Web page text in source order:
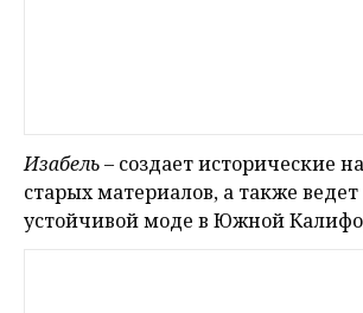
Изабель– создает исторические
старых материалов, а также ведет
устойчивой моде в Южной